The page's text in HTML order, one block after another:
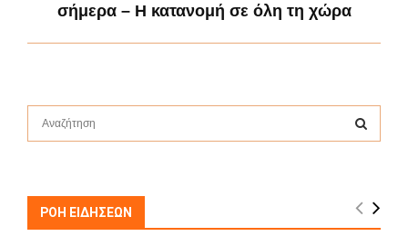
σήμερα – Η κατανομή σε όλη τη χώρα
f
A
ΡΟΗ ΕΙΔΗΣΕΩΝ